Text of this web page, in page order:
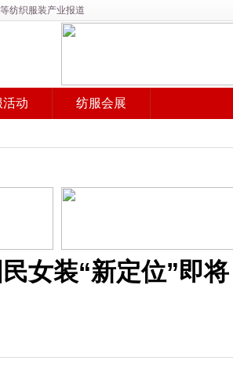
纺织服装产业报道
活动 纺服会展
女装“新定位”即将